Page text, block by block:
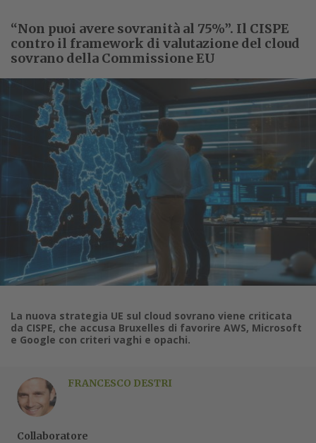
“Non puoi avere sovranità al 75%”. Il CISPE
contro il framework di valutazione del cloud
sovrano della Commissione EU
La nuova strategia UE sul cloud sovrano viene criticata
da CISPE, che accusa Bruxelles di favorire AWS, Microsoft
e Google con criteri vaghi e opachi.
FRANCESCO DESTRI
Collaboratore